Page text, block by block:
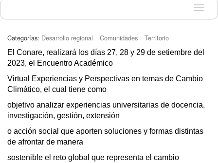
Idioma
Categorías: Desarrollo regional Comunidades Territorio
El Conare, realizará los días 27, 28 y 29 de setiembre del
2023, el Encuentro Académico
Virtual Experiencias y Perspectivas en temas de Cambio
Climático, el cual tiene como
objetivo analizar experiencias universitarias de docencia,
investigación, gestión, extensión
o acción social que aporten soluciones y formas distintas
de afrontar de manera
sostenible el reto global que representa el cambio